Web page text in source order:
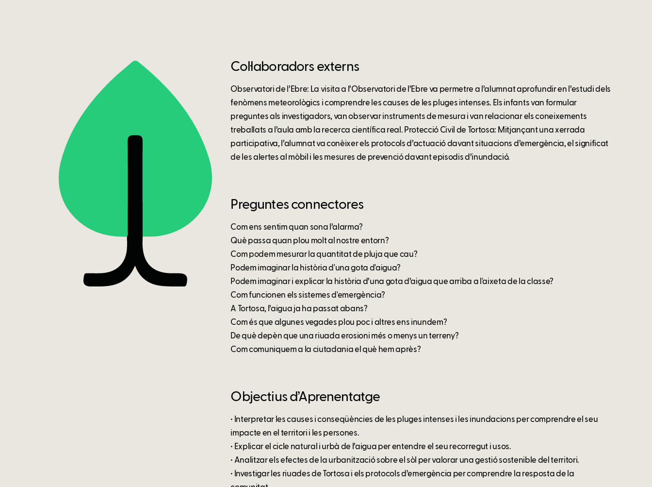
Col·laboradors externs
Observatori de l’Ebre: La visita a l’Observatori de l’Ebre va permetre a l’alumnat aprofundir en l’estudi dels
fenòmens meteorològics i comprendre les causes de les pluges intenses. Els infants van formular
preguntes als investigadors, van observar instruments de mesura i van relacionar els coneixements
treballats a l’aula amb la recerca científica real. Protecció Civil de Tortosa: Mitjançant una xerrada
participativa, l’alumnat va conèixer els protocols d’actuació davant situacions d’emergència, el significat
de les alertes al mòbil i les mesures de prevenció davant episodis d’inundació.
Preguntes connectores
Com ens sentim quan sona l’alarma?
Què passa quan plou molt al nostre entorn?
Com podem mesurar la quantitat de pluja que cau?
Podem imaginar la història d'una gota d'aigua?
Podem imaginar i explicar la història d’una gota d’aigua que arriba a l'aixeta de la classe?
Com funcionen els sistemes d'emergència?
A Tortosa, l’aigua ja ha passat abans?
Com és que algunes vegades plou poc i altres ens inundem?
De què depèn que una riuada erosioni més o menys un terreny?
Com comuniquem a la ciutadania el què hem après?
Objectius d’Aprenentatge
• Interpretar les causes i conseqüències de les pluges intenses i les inundacions per comprendre el seu
impacte en el territori i les persones.
• Explicar el cicle natural i urbà de l’aigua per entendre el seu recorregut i usos.
• Analitzar els efectes de la urbanització sobre el sòl per valorar una gestió sostenible del territori.
• Investigar les riuades de Tortosa i els protocols d’emergència per comprendre la resposta de la